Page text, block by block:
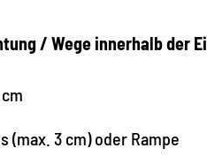
/ Wege innerhalb der
(max. 3 cm) oder Rampe